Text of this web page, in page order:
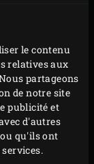
le contenu
relatives aux
partageons
de notre site
publicité et
d'autres
qu'ils ont
hachez
Faites
3 minutes
environ
tout en